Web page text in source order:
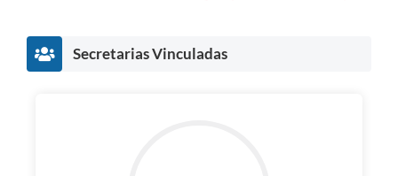
Secretarias Vinculadas